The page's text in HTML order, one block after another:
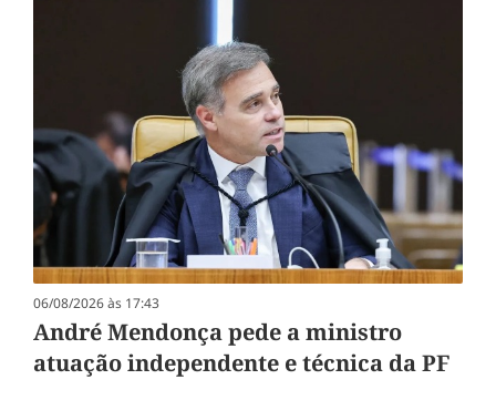
06/08/2026 às 17:43
André Mendonça pede a ministro
atuação independente e técnica da PF